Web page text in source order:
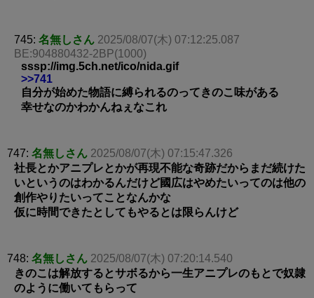
745: 名無しさん 2025/08/07(木) 07:12:25.087
BE:904880432-2BP(1000)
sssp://img.5ch.net/ico/nida.gif
>>741
自分が始めた物語に縛られるのってきのこ味がある
幸せなのかわかんねぇなこれ
747: 名無しさん 2025/08/07(木) 07:15:47.326
社長とかアニプレとかが再現不能な奇跡だからまだ続けた
いというのはわかるんだけど國広はやめたいってのは他の
創作やりたいってことなんかな
仮に時間できたとしてもやるとは限らんけど
748: 名無しさん 2025/08/07(木) 07:20:14.540
きのこは解放するとサボるから一生アニプレのもとで奴隷
のように働いてもらって